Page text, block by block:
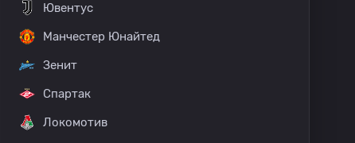
Ювентус
Манчестер Юнайтед
Зенит
Спартак
Локомотив